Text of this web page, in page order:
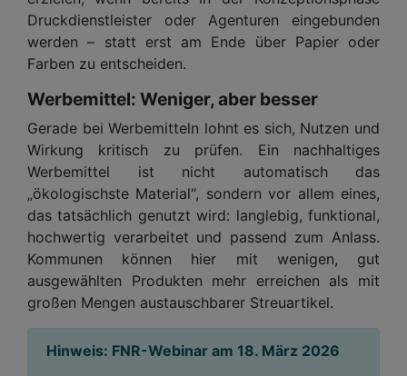
Druckdienstleister oder Agenturen eingebunden
werden – statt erst am Ende über Papier oder
Farben zu entscheiden.
Werbemittel: Weniger, aber besser
Gerade bei Werbemitteln lohnt es sich, Nutzen und
Wirkung kritisch zu prüfen. Ein nachhaltiges
Werbemittel ist nicht automatisch das
„ökologischste Material“, sondern vor allem eines,
das tatsächlich genutzt wird: langlebig, funktional,
hochwertig verarbeitet und passend zum Anlass.
Kommunen können hier mit wenigen, gut
ausgewählten Produkten mehr erreichen als mit
großen Mengen austauschbarer Streuartikel.
Hinweis: FNR-Webinar am 18. März 2026